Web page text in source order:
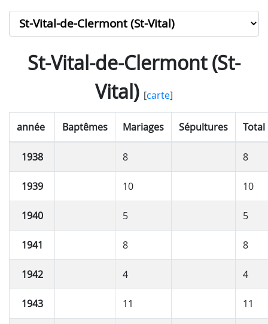
St-Vital-de-Clermont (St-
Vital)[carte]
année Baptêmes Mariages Sépultures Total
1938 8 8
1939 10 10
1940 5 5
1941 8 8
1942 4 4
1943 11 11